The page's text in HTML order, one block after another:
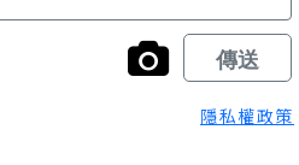
隱私權政策